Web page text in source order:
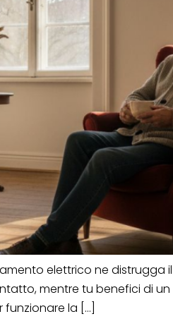
elettrico ne distrugga
mentre tu benefici di
la […]